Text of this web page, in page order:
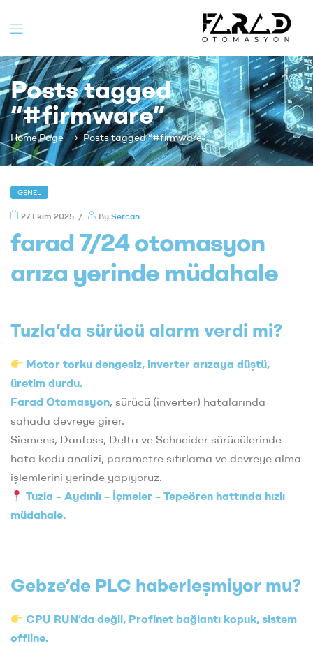
Farad
Posts tagged
“#firmware”
Home Page Posts tagged “#firmware”
GENEL
27 Ekim 2025 By Sercan
farad 7/24 otomasyon
arıza yerinde müdahale
Tuzla’da sürücü alarm verdi mi?
Motor torku dengesiz, inverter arızaya düştü,
üretim durdu.
Farad Otomasyon, sürücü (inverter) hatalarında
sahada devreye girer.
Siemens, Danfoss, Delta ve Schneider sürücülerinde
hata kodu analizi, parametre sıfırlama ve devreye alma
işlemlerini yerinde yapıyoruz.
Tuzla – Aydınlı – İçmeler – Tepeören hattında hızlı
müdahale.
Gebze’de PLC haberleşmiyor mu?
CPU RUN’da değil, Profinet bağlantı kopuk, sistem
offline.